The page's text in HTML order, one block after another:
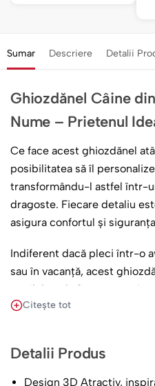
Sumar Descriere Detalii
Ghiozdănel Câine
Nume – Prietenul
Ce face acest ghiozdănel
posibilitatea să îl
transformându-l astfel într-
dragoste. Fiecare detaliu
asigura confortul și
Indiferent dacă pleci într-o
sau în vacanță, acest
copilul tău la fiecare pas.
magie și aventuri, având
Citește tot
Detalii Produs
Design 3D Atractiv,